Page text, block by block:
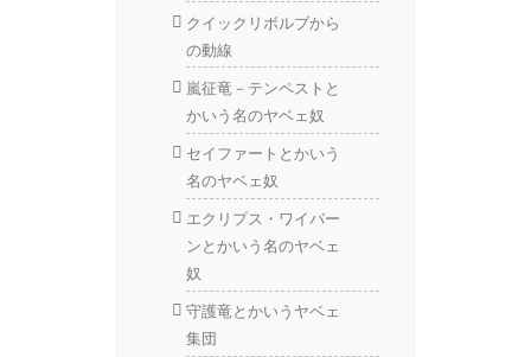
クイックリボルブから
の動線
嵐征竜－テンペストと
かいう名のヤベェ奴
セイファートとかいう
名のヤベェ奴
エクリプス・ワイバー
ンとかいう名のヤベェ
奴
守護竜とかいうヤベェ
集団